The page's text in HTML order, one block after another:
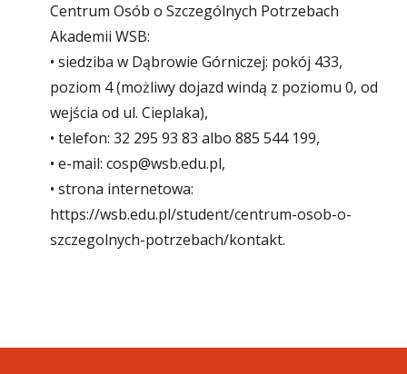
Centrum Osób o Szczególnych Potrzebach
Akademii WSB:
• siedziba w Dąbrowie Górniczej: pokój 433,
poziom 4 (możliwy dojazd windą z poziomu 0, od
wejścia od ul. Cieplaka),
• telefon: 32 295 93 83 albo 885 544 199,
• e-mail: cosp@wsb.edu.pl,
• strona internetowa:
https://wsb.edu.pl/student/centrum-osob-o-
szczegolnych-potrzebach/kontakt.